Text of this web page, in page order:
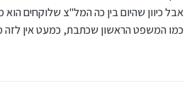
לעומת מל"צ שיהיה הפרש
כמו המשפט הראשון שכתבת, כמעט אין